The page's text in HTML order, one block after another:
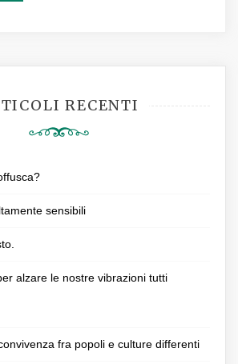
RECENTI
sensibili
alzare le nostre vibrazioni tutti
fra popoli e culture differenti